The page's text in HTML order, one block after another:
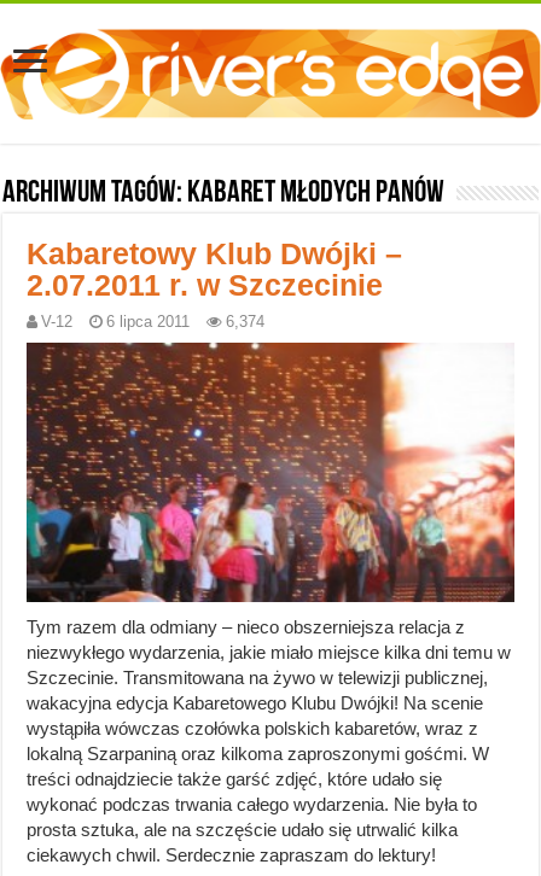
Archiwum tagów: Kabaret Młodych Panów
Kabaretowy Klub Dwójki –
2.07.2011 r. w Szczecinie
V-12 6 lipca 2011 6,374
Tym razem dla odmiany – nieco obszerniejsza relacja z
niezwykłego wydarzenia, jakie miało miejsce kilka dni temu w
Szczecinie. Transmitowana na żywo w telewizji publicznej,
wakacyjna edycja Kabaretowego Klubu Dwójki! Na scenie
wystąpiła wówczas czołówka polskich kabaretów, wraz z
lokalną Szarpaniną oraz kilkoma zaproszonymi gośćmi. W
treści odnajdziecie także garść zdjęć, które udało się
wykonać podczas trwania całego wydarzenia. Nie była to
prosta sztuka, ale na szczęście udało się utrwalić kilka
ciekawych chwil. Serdecznie zapraszam do lektury!